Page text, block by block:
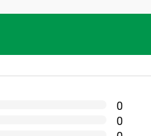
este un producător
0
0